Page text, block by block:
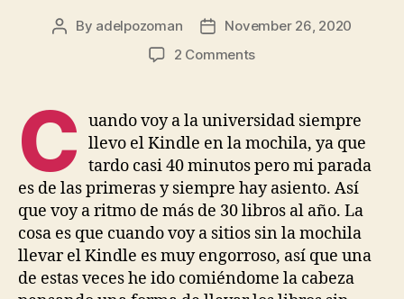
Post
By adelpozoman
PostNovember 26, 2020
2 Commentson
libros
Calibre
web,
primera
aventura
Docker
C uando voy a la universidad siempre
llevo el Kindle en la mochila, ya que
tardo casi 40 minutos pero mi parada
es de las primeras y siempre hay asiento. Así
que voy a ritmo de más de 30 libros al año. La
cosa es que cuando voy a sitios sin la mochila
llevar el Kindle es muy engorroso, así que una
de estas veces he ido comiéndome la cabeza